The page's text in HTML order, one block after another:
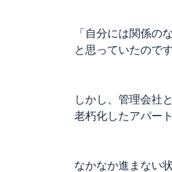
「自分には関係の
と思っていたのです
しかし、管理会社
老朽化したアパー
なかなか進まない